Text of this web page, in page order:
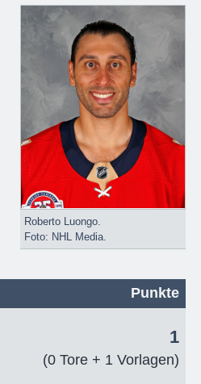
Roberto Luongo.
Foto: NHL Media.
Punkte
1
(0 Tore + 1 Vorlagen)